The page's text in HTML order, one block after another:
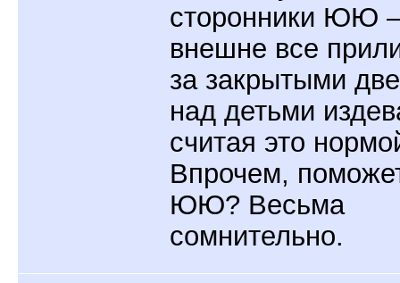
сторонники ЮЮ –
внешне все
за закрытыми
над детьми
считая это
Впрочем,
ЮЮ? Весьма
сомнительно.